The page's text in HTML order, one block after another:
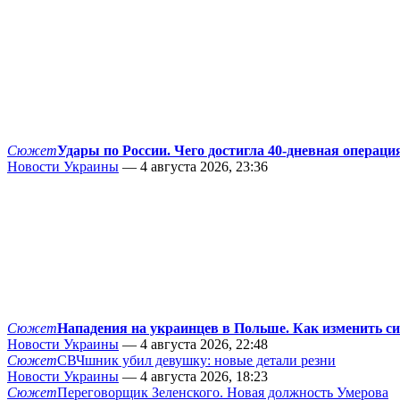
СюжетУдары по России. Чего достигла 40-дневная
Новости Украины — 4 августа 2026, 23:36
СюжетНападения на украинцев в Польше. Как изменить
Новости Украины — 4 августа 2026, 22:48
СюжетСВЧшник убил девушку: новые детали резни
Новости Украины — 4 августа 2026, 18:23
СюжетПереговорщик Зеленского. Новая должность Умерова